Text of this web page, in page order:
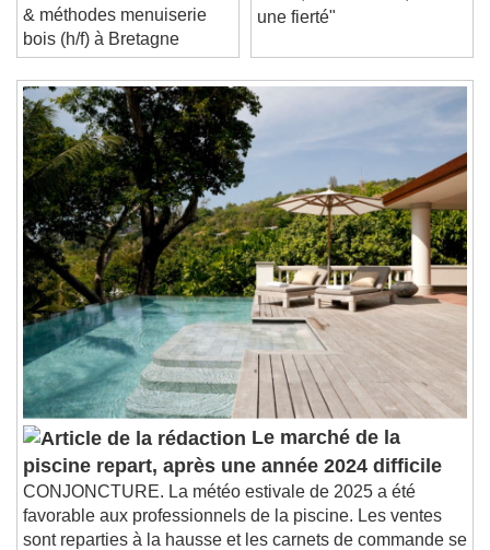
Stream TypeLIVE
Seek to live, currently behind live
Remaining Time-0:00
1x
Playback Rate
Chapters
Chapters
Descriptions
descriptions off, selected
Subtitles
subtitles settings, opens subtitles
settings dialog
subtitles off, selected
Audio Track
Picture-in-Picture
Fullscreen
This is a modal window.
Beginning of dialog window. Escape will cancel
and close the window.
Text
& méthodes menuiserie
bois (h/f) à Bretagne
une fierté"
Le marché de la
piscine repart, après une année 2024 difficile
CONJONCTURE. La météo estivale de 2025 a été
favorable aux professionnels de la piscine. Les ventes
sont reparties à la hausse et les carnets de commande se